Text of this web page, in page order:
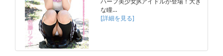
な瞳…
[詳細を見る]